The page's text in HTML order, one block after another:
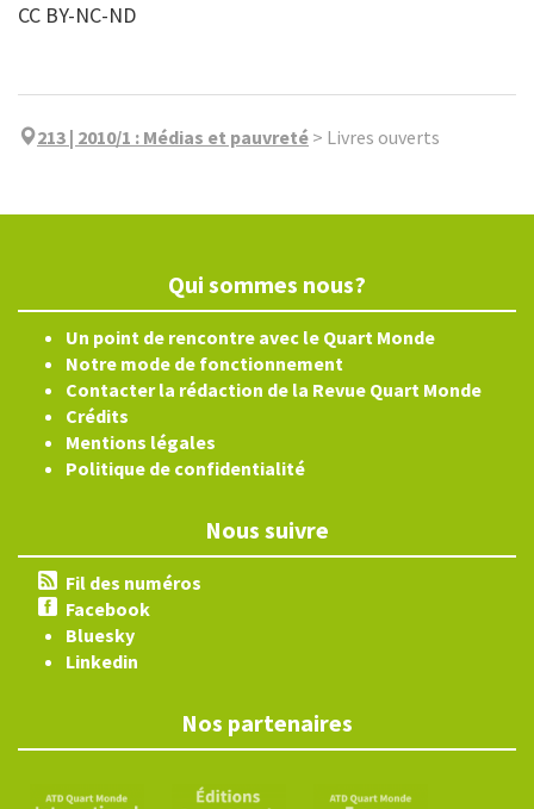
CC BY-NC-ND
213 | 2010/1 : Médias et pauvreté > Livres ouverts
Qui sommes nous?
Un point de rencontre avec le Quart Monde
Notre mode de fonctionnement
Contacter la rédaction de la Revue Quart Monde
Crédits
Mentions légales
Politique de confidentialité
Nous suivre
Fil des numéros
Facebook
Bluesky
Linkedin
Nos partenaires